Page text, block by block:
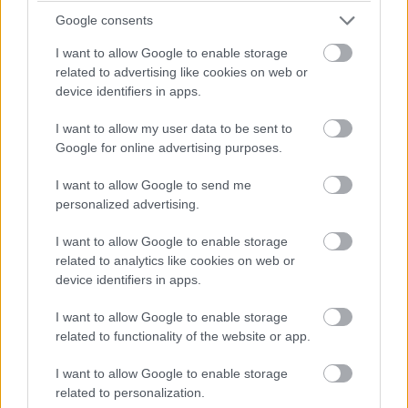
Google consents
I want to allow Google to enable storage
related to advertising like cookies on web or
device identifiers in apps.
I want to allow my user data to be sent to
Google for online advertising purposes.
I want to allow Google to send me
personalized advertising.
I want to allow Google to enable storage
related to analytics like cookies on web or
device identifiers in apps.
I want to allow Google to enable storage
related to functionality of the website or app.
I want to allow Google to enable storage
related to personalization.
Lindbladon. Verstappen viszont egyelőre messze a hetedik
helyen haladó Gaslytól.
Russell viszont fokozatosan közelít Piastrira, már csak fél
A visszajátszásból látszik, hogy Antonelli borzalmasan
visszafulladt a startnál és kiforogtak a kerekei, de a győzelmi
esélyeit legalább ennyire rontja, hogy körök óta nem boldogul
Verstappen vetődött be a hajtűben Lindblad mellé, feljött
nyolcadiknak a holland.